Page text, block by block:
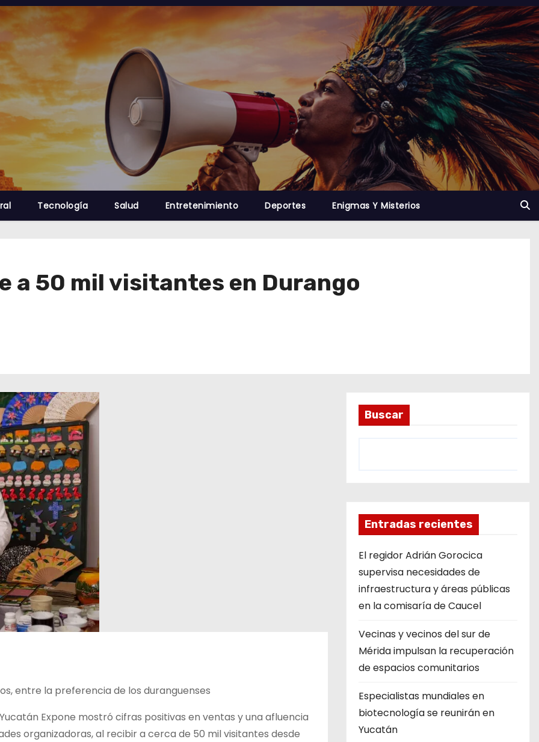
Tecnología Salud Entretenimiento Deportes Enigmas Y Misterios
a 50 mil visitantes en Durango
entre la preferencia de los duranguenses
Expone mostró cifras positivas en ventas y una afluencia
organizadoras, al recibir a cerca de 50 mil visitantes desde
Buscar
Entradas recientes
El regidor Adrián Gorocica
supervisa necesidades de
infraestructura y áreas públicas
en la comisaría de Caucel
Vecinas y vecinos del sur de
Mérida impulsan la recuperación
de espacios comunitarios
Especialistas mundiales en
biotecnología se reunirán en
Yucatán